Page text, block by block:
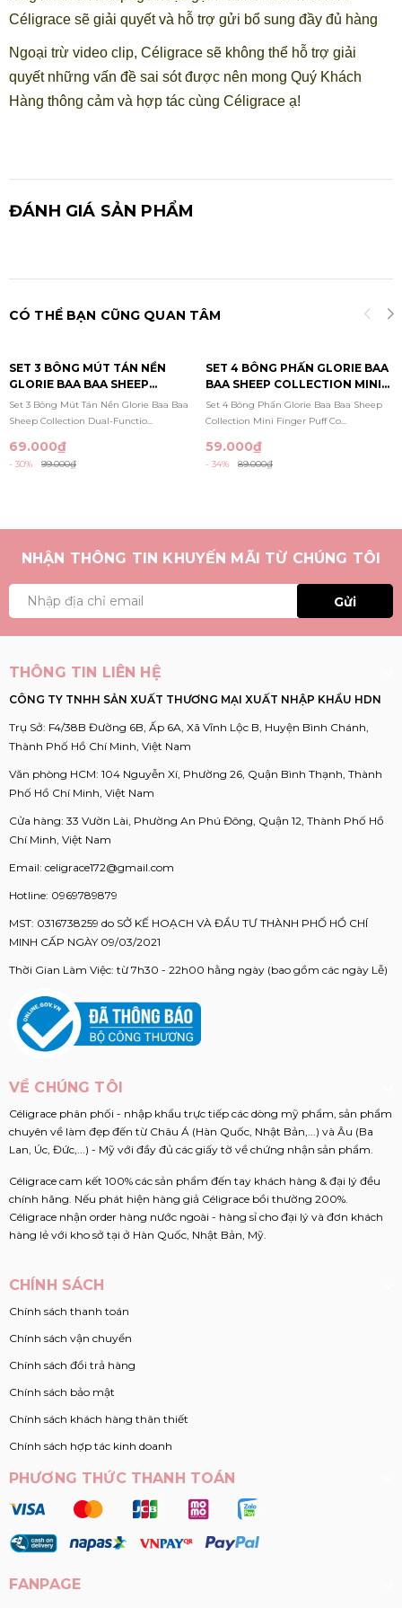
Céligrace sẽ giải quyết và hỗ trợ gửi bổ sung đầy đủ hàng
Ngoại trừ video clip, Céligrace sẽ không thể hỗ trợ giải
quyết những vấn đề sai sót được nên mong Quý Khách
Hàng thông cảm và hợp tác cùng Céligrace ạ!
ĐÁNH GIÁ SẢN PHẨM
CÓ THỂ BẠN CŨNG QUAN TÂM
SET 3 BÔNG MÚT TÁN NỀN
GLORIE BAA BAA SHEEP
COLLECTION DUAL-FUNCTION
FOUNDATION PUFFS
Set 3 Bông Mút Tán Nền Glorie Baa Baa
Sheep Collection Dual-Functio...
69.000₫
- 30% 99.000₫
SET 4 BÔNG PHẤN GLORIE BAA
BAA SHEEP COLLECTION MINI
FINGER PUFF COMBO
Set 4 Bông Phấn Glorie Baa Baa Sheep
Collection Mini Finger Puff Co...
59.000₫
- 34% 89.000₫
NHẬN THÔNG TIN KHUYẾN MÃI TỪ CHÚNG TÔI
Gửi
THÔNG TIN LIÊN HỆ
CÔNG TY TNHH SẢN XUẤT THƯƠNG MẠI XUẤT NHẬP KHẨU HDN
Trụ Sở: F4/38B Đường 6B, Ấp 6A, Xã Vĩnh Lộc B, Huyện Bình Chánh,
Thành Phố Hồ Chí Minh, Việt Nam
Văn phòng HCM: 104 Nguyễn Xí, Phường 26, Quận Bình Thạnh, Thành
Phố Hồ Chí Minh, Việt Nam
Cửa hàng: 33 Vườn Lài, Phường An Phú Đông, Quận 12, Thành Phố Hồ
Chí Minh, Việt Nam
Email: celigrace172@gmail.com
Hotline: 0969789879
MST: 0316738259 do SỞ KẾ HOẠCH VÀ ĐẦU TƯ THÀNH PHỐ HỒ CHÍ
MINH CẤP NGÀY 09/03/2021
Thời Gian Làm Việc: từ 7h30 - 22h00 hằng ngày (bao gồm các ngày Lễ)
VỀ CHÚNG TÔI
Céligrace phân phối - nhập khẩu trực tiếp các dòng mỹ phẩm, sản phẩm
chuyên về làm đẹp đến từ Châu Á (Hàn Quốc, Nhật Bản,...) và Âu (Ba
Lan, Úc, Đức,...) - Mỹ với đầy đủ các giấy tờ về chứng nhận sản phẩm.
Céligrace cam kết 100% các sản phẩm đến tay khách hàng & đại lý đều
chính hãng. Nếu phát hiện hàng giả Céligrace bồi thường 200%.
Céligrace nhận order hàng nước ngoài - hàng sỉ cho đại lý và đơn khách
hàng lẻ với kho sở tại ở Hàn Quốc, Nhật Bản, Mỹ.
CHÍNH SÁCH
Chính sách thanh toán
Chính sách vận chuyển
Chính sách đổi trả hàng
Chính sách bảo mật
Chính sách khách hàng thân thiết
Chính sách hợp tác kinh doanh
PHƯƠNG THỨC THANH TOÁN
FANPAGE